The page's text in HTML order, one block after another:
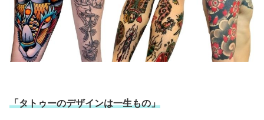
「タトゥーのデザインは一生もの」